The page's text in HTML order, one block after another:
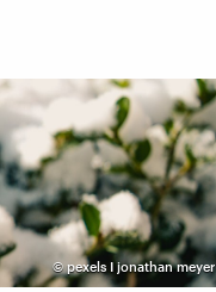
©pexels I jonathan meyer